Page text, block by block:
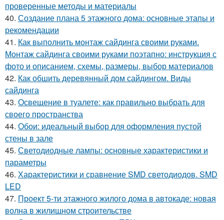
проверенные методы и материалы
40. Создание плана 5 этажного дома: основные этапы и
рекомендации
41. Как выполнить монтаж сайдинга своими руками.
Монтаж сайдинга своими руками поэтапно: инструкция с
фото и описанием, схемы, размеры, выбор материалов
42. Как обшить деревянный дом сайдингом. Виды
сайдинга
43. Освещение в туалете: как правильно выбрать для
своего пространства
44. Обои: идеальный выбор для оформления пустой
стены в зале
45. Светодиодные лампы: основные характеристики и
параметры
46. Характеристики и сравнение SMD светодиодов. SMD
LED
47. Проект 5-ти этажного жилого дома в автокаде: новая
волна в жилищном строительстве